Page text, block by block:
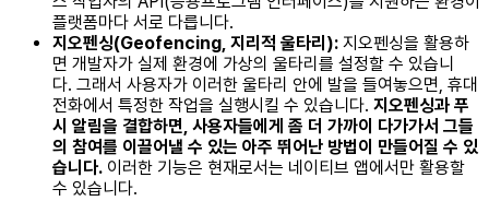
플랫폼마다 서로 다릅니다.
지오펜싱(Geofencing, 지리적 울타리): 지오펜싱을 활용하
면 개발자가 실제 환경에 가상의 울타리를 설정할 수 있습니
다. 그래서 사용자가 이러한 울타리 안에 발을 들여놓으면, 휴대
전화에서 특정한 작업을 실행시킬 수 있습니다. 지오펜싱과 푸
시 알림을 결합하면, 사용자들에게 좀 더 가까이 다가가서 그들
의 참여를 이끌어낼 수 있는 아주 뛰어난 방법이 만들어질 수 있
습니다. 이러한 기능은 현재로서는 네이티브 앱에서만 활용할
수 있습니다.